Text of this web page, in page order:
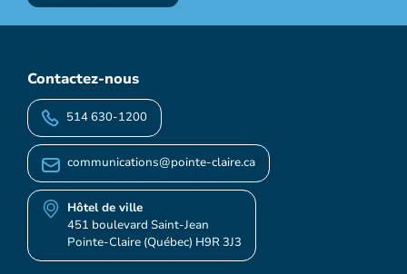
Contactez-nous
514 630-1200
communications@pointe-claire.ca
Hôtel de ville
451 boulevard Saint-Jean
Pointe-Claire (Québec) H9R 3J3